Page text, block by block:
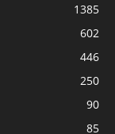
1385
602
446
250
90
85